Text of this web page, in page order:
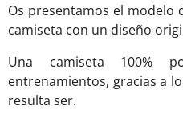
Os presentamos el modelo
camiseta con un diseño
Una camiseta 100%
entrenamientos, gracias a
resulta ser.